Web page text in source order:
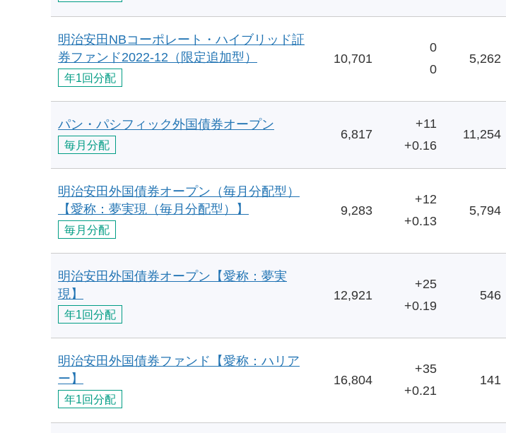
明治安田NBコーポレート・ハイブリッド証
券ファンド2022-12（限定追加型）
年1回分配
10,701
0
0
5,262
パン・パシフィック外国債券オープン
毎月分配
6,817
+11
+0.16
11,254
明治安田外国債券オープン（毎月分配型）
【愛称：夢実現（毎月分配型）】
毎月分配
9,283
+12
+0.13
5,794
明治安田外国債券オープン【愛称：夢実
現】
年1回分配
12,921
+25
+0.19
546
明治安田外国債券ファンド【愛称：ハリア
ー】
年1回分配
16,804
+35
+0.21
141